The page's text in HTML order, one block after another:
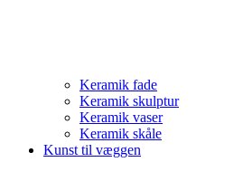
Keramik fade
Keramik skulptur
Keramik vaser
Keramik skåle
Kunst til væggen